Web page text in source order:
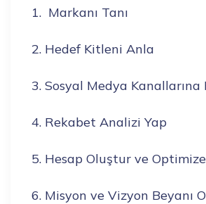
1. Markanı Tanı
2. Hedef Kitleni Anla
3. Sosyal Medya Kanallarına
4. Rekabet Analizi Yap
5. Hesap Oluştur ve
6. Misyon ve Vizyon Beyanı